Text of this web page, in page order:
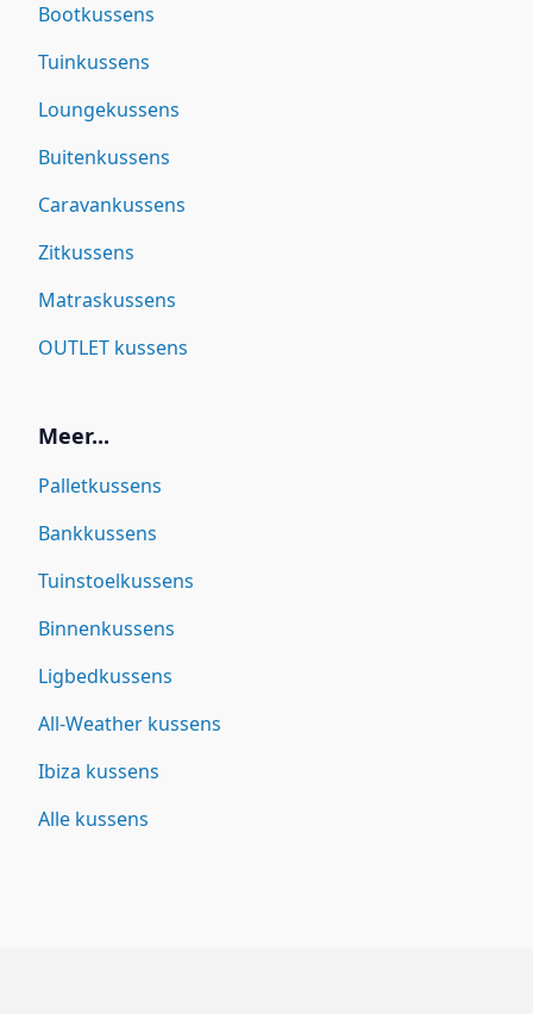
Bootkussens
Tuinkussens
Loungekussens
Buitenkussens
Caravankussens
Zitkussens
Matraskussens
OUTLET kussens
Meer...
Palletkussens
Bankkussens
Tuinstoelkussens
Binnenkussens
Ligbedkussens
All-Weather kussens
Ibiza kussens
Alle kussens